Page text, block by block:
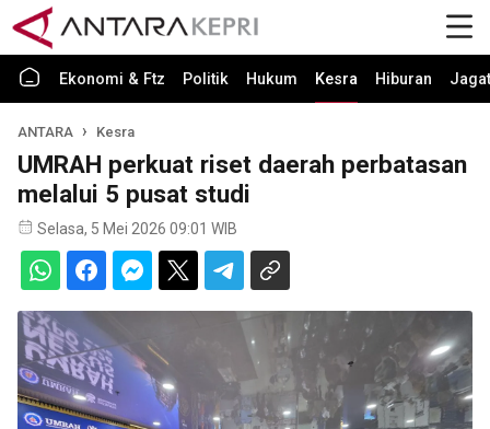
Ekonomi & Ftz Politik Hukum Kesra Hiburan Jagat
ANTARA Kesra
UMRAH perkuat riset daerah perbatasan
melalui 5 pusat studi
Selasa, 5 Mei 2026 09:01 WIB